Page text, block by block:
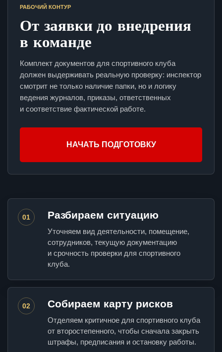
РАБОЧИЙ КОНТУР
От заявки до внедрения
в команде
Комплект документов для спортивного клуба
должен выдерживать реальную проверку: инспектор
смотрит не только наличие папки, но и логику
ведения журналов, приказы, ответственных
и соответствие фактической работе.
НАЧАТЬ ПОДГОТОВКУ
01 Разбираем ситуацию
Уточняем вид деятельности, помещение,
сотрудников, текущую документацию
и срочность проверки для спортивного
клуба.
02 Собираем карту рисков
Отделяем критичное для спортивного клуба
от второстепенного, чтобы сначала закрыть
штрафы, предписания и остановку работы.